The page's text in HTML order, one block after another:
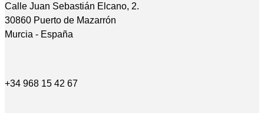
Calle Juan Sebastián Elcano, 2.
30860 Puerto de Mazarrón
Murcia - España
+34 968 15 42 67